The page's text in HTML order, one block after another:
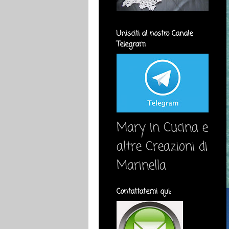
Unisciti al nostro Canale
Telegram
Mary in Cucina e
altre Creazioni di
Marinella
Contattatemi qui: